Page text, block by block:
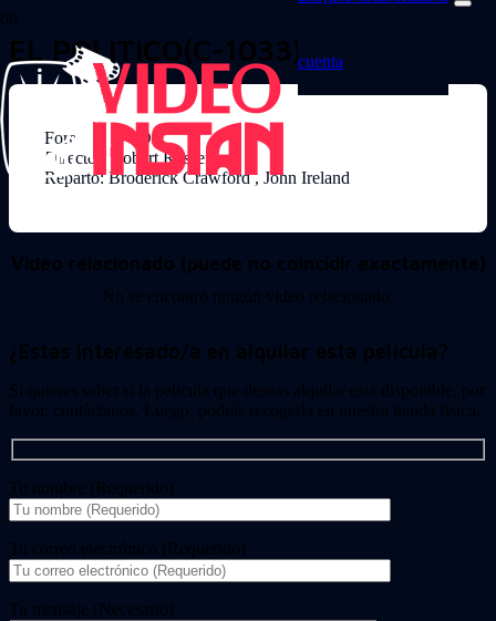
cuenta
EL POLITICO(C-1033)
Formato: DVD
Director: Robert Rossen
Reparto: Broderick Crawford , John Ireland
Video relacionado (puede no coincidir exactamente)
No se encontró ningún video relacionado.
¿Estas interesado/a en alquilar esta película?
Si quieres saber si la película que deseas alquilar está disponible, por
favor, contáctanos. Luego, podrás recogerla en nuestra tienda física.
Tu nombre (Requerido)
Tu correo electrónico (Requerido)
Tu mensaje (Necesario)